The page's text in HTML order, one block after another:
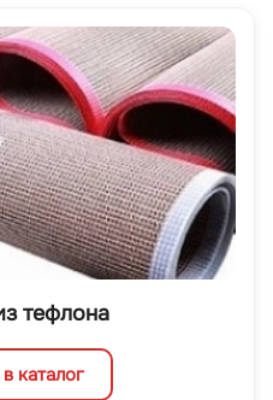
тефлона
каталог